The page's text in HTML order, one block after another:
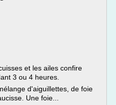
et les ailes confire
3 ou 4 heures.
d'aiguillettes, de foie
Une foie...